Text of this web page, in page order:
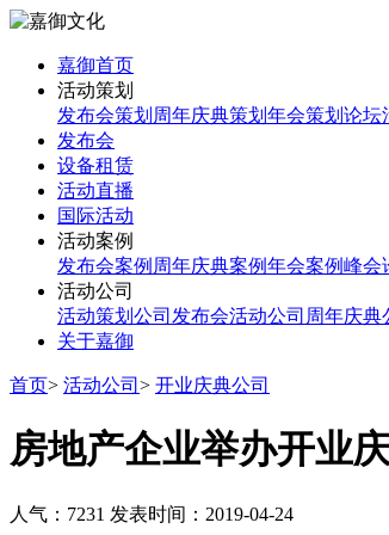
嘉御首页
活动策划
发布会策划 周年庆典策划 年会策划 论坛
发布会
设备租赁
活动直播
国际活动
活动案例
发布会案例 周年庆典案例年会案例峰会
活动公司
活动策划公司 发布会活动公司 周年庆典
关于嘉御
首页> 活动公司 > 开业庆典公司
房地产企业举办开业
人气：7231 发表时间：2019-04-24